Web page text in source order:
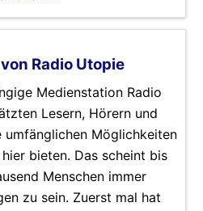
Radio Utopie
Medienstation Radio
Lesern, Hörern und
umfänglichen Möglichkeiten
bieten. Das scheint bis
Menschen immer
zu sein. Zuerst mal hat